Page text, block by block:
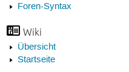
Foren-Syntax
Wiki
Übersicht
Startseite